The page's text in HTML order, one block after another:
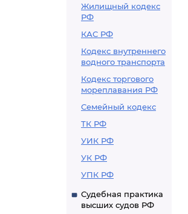
Жилищный кодекс
РФ
КАС РФ
Кодекс внутреннего
водного транспорта
Кодекс торгового
мореплавания РФ
Семейный кодекс
ТК РФ
УИК РФ
УК РФ
УПК РФ
Судебная практика
высших судов РФ